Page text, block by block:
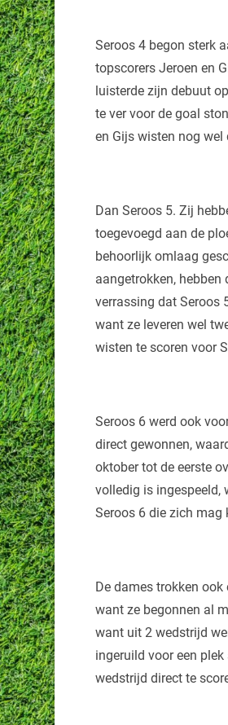
Seroos 4 begon sterk
topscorers Jeroen en
luisterde zijn debuut
te ver voor de goal
en Gijs wisten nog wel
Dan Seroos 5. Zij
toegevoegd aan de
behoorlijk omlaag
aangetrokken,
verrassing dat Seroos
want ze leveren wel
wisten te scoren voor
Seroos 6 werd ook
direct gewonnen,
oktober tot de eerste
volledig is ingespeeld,
Seroos 6 die zich mag
De dames trokken
want ze begonnen al
want uit 2 wedstrijd
ingeruild voor een
wedstrijd direct te